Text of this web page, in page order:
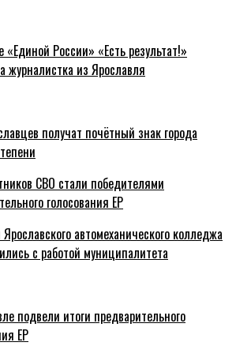
«Единой России» «Есть результат!»
журналистка из Ярославля
получат почётный знак города
СВО стали победителями
голосования ЕР
автомеханического колледжа
с работой муниципалитета
подвели итоги предварительного
ЕР